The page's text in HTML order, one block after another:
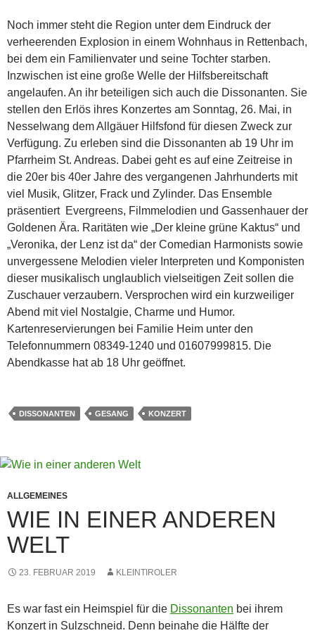
Noch immer steht die Region unter dem Eindruck der
verheerenden Explosion in einem Wohnhaus in Rettenbach,
bei dem ein Familienvater und seine Tochter starben.
Inzwischen ist eine große Welle der Hilfsbereitschaft
angelaufen. An ihr beteiligen sich auch die Dissonanten. Sie
stellen den Erlös ihres Konzertes am Sonntag, 26. Mai, in
Nesselwang dem Allgäuer Hilfsfond für diesen Zweck zur
Verfügung. Zu erleben sind die Dissonanten ab 19 Uhr im
Pfarrheim St. Andreas. Dabei geht es auf eine Zeitreise in
die 20er bis 40er Jahre des vergangenen Jahrhunderts mit
viel Musik, Glitzer, Frack und Zylinder. Das Ensemble
präsentiert Evergreens, Filmmelodien und Gassenhauer der
Goldenen Ära. Raritäten wie „Der kleine grüne Kaktus“ und
„Veronika, der Lenz ist da“ der Comedian Harmonists sowie
unvergessene Melodien vieler Interpreten und Komponisten
dieser musikalisch unglaublich vielseitigen Zeit sollen die
Zuschauer verzaubern. Versprochen wird ein kurzweiliger
Abend mit viel Nostalgie, Charme und Humor.
Kartenreservierungen bei Familie Heim unter den
Telefonnummern 08349-1240 und 01607999815. Die
Abendkasse hat ab 18 Uhr geöffnet.
DISSONANTEN GESANG KONZERT
ALLGEMEINES
WIE IN EINER ANDEREN
WELT
23. FEBRUAR 2019 KLEINTIROLER
Es war fast ein Heimspiel für die Dissonanten bei ihrem
Konzert in Sulzschneid. Denn beinahe die Hälfte der